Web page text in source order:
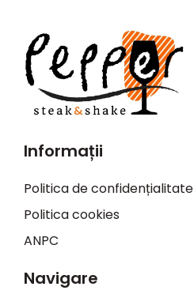
Informații
Politica de confidențialitate
Politica cookies
ANPC
Navigare